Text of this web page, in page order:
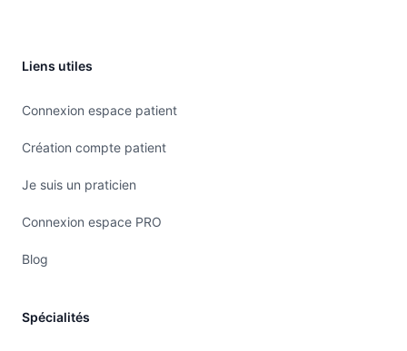
Liens utiles
Connexion espace patient
Création compte patient
Je suis un praticien
Connexion espace PRO
Blog
Spécialités